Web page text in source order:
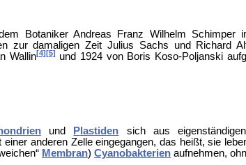
Botaniker Andreas Franz Wilhelm
zur damaligen Zeit Julius Sachs und Richard
Wallin [4] [5]
und 1924 von Boris Koso-Poljanski
und Plastiden sich aus
anderen Zelle eingegangen, das heißt, sie
Membran) Cyanobakterienaufnehmen,